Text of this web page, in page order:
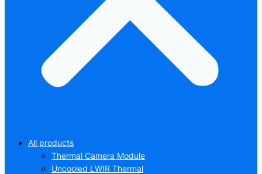
All products
Thermal Camera Module
Uncooled LWIR Thermal